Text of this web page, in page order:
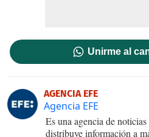
Unirme al
AGENCIA EFE
Agencia EFE
Es una agencia de
distribuye información a